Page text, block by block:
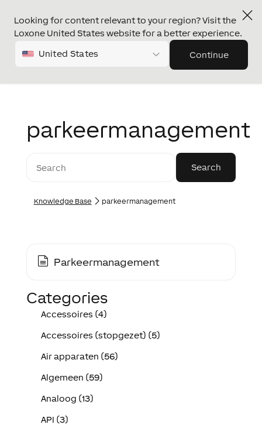
Looking for content relevant to your region? Visit the
Loxone United States website for a better experience.
United States Continue
parkeermanagement
Knowledge Base parkeermanagement
Parkeermanagement
Categories
Accessoires (4)
Accessoires (stopgezet) (5)
Air apparaten (56)
Algemeen (59)
Analoog (13)
API (3)